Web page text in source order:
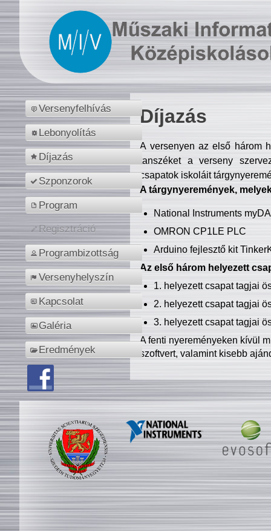
Versenyfelhívás
Lebonyolítás
Díjazás
Szponzorok
Program
Regisztráció
Programbizottság
Versenyhelyszín
Kapcsolat
Galéria
Eredmények
Díjazás
A versenyen az első három
tanszéket a verseny
csapatok iskoláit
A tárgynyeremények,
National Instruments
OMRON CP1LE PLC
Arduino fejlesztő kit
Az első három helyezett
1. helyezett csapat tagjai
2. helyezett csapat tagjai
3. helyezett csapat tagjai
A fenti nyereményeken kívül
szoftvert, valamint kisebb